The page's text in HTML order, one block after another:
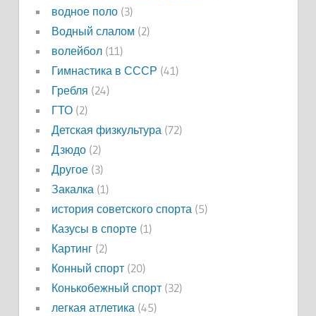
водное поло(3)
Водный слалом (2)
волейбол(11)
Гимнастика в СССР (41)
Гребля (24)
ГТО(2)
Детская физкультура(72)
Дзюдо(2)
Другое(3)
Закалка(1)
история советского спорта(5)
Казусы в спорте(1)
Картинг(2)
Конный спорт(20)
Конькобежный спорт(32)
легкая атлетика(45)